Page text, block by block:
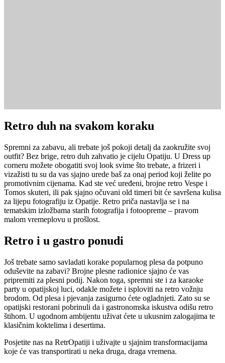
Retro duh na svakom koraku
Spremni za zabavu, ali trebate još pokoji detalj da zaokružite svoj
outfit? Bez brige, retro duh zahvatio je cijelu Opatiju. U Dress up
corneru možete obogatiti svoj look svime što trebate, a frizeri i
vizažisti tu su da vas sjajno urede baš za onaj period koji želite po
promotivnim cijenama. Kad ste već uređeni, brojne retro Vespe i
Tomos skuteri, ili pak sjajno očuvani old timeri bit će savršena kulisa
za lijepu fotografiju iz Opatije. Retro priča nastavlja se i na
tematskim izložbama starih fotografija i fotoopreme – pravom
malom vremeplovu u prošlost.
Retro i u gastro ponudi
Još trebate samo savladati korake popularnog plesa da potpuno
oduševite na zabavi? Brojne plesne radionice sjajno će vas
pripremiti za plesni podij. Nakon toga, spremni ste i za karaoke
party u opatijskoj luci, odakle možete i isploviti na retro vožnju
brodom. Od plesa i pjevanja zasigurno ćete ogladnjeti. Zato su se
opatijski restorani pobrinuli da i gastronomska iskustva odišu retro
štihom. U ugodnom ambijentu uživat ćete u ukusnim zalogajima te
klasičnim koktelima i desertima.
Posjetite nas na RetrOpatiji i uživajte u sjajnim transformacijama
koje će vas transportirati u neka druga, draga vremena.